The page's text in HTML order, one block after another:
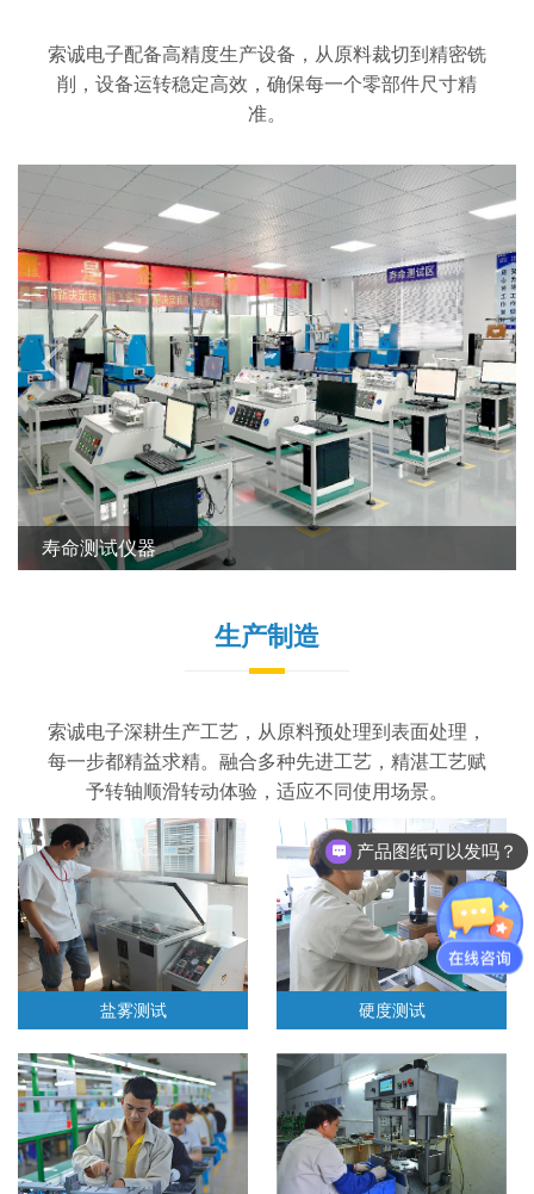
索诚电子配备高精度生产设备，从原料裁切到精密铣
削，设备运转稳定高效，确保每一个零部件尺寸精
准。
CNC设备
生产制造
索诚电子深耕生产工艺，从原料预处理到表面处理，
每一步都精益求精。融合多种先进工艺，精湛工艺赋
予转轴顺滑转动体验，适应不同使用场景。
盐雾测试 硬度测试
产品图纸可以发吗？